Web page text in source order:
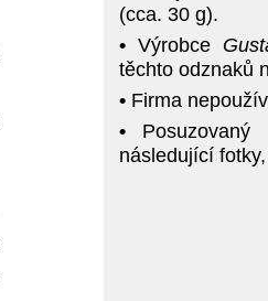
(cca. 30 g).
• Výrobce
těchto odznaků
• Firma
•
následující